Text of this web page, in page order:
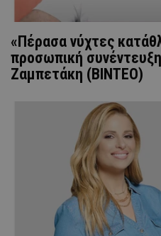
«Πέρασα νύχτες
προσωπική
Ζαμπετάκη (ΒΙΝΤΕΟ)